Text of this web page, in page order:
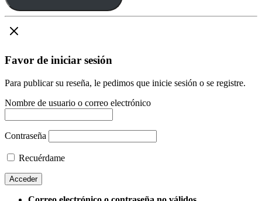
Favor de iniciar sesión
Para publicar su reseña, le pedimos que inicie sesión o se registre.
Nombre de usuario o correo electrónico
Contraseña
Recuérdame